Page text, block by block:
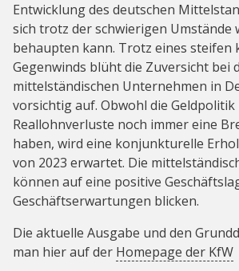
Entwicklung des deutschen
sich trotz der schwierigen Umstände
behaupten kann. Trotz eines
Gegenwinds blüht die Zuversicht bei
mittelständischen Unternehmen in
vorsichtig auf. Obwohl die Geldpolitik
Reallohnverluste noch immer eine
haben, wird eine konjunkturelle
von 2023 erwartet. Die
können auf eine positive
Geschäftserwartungen blicken.
Die aktuelle Ausgabe und den
man hier auf der Homepage der KfW